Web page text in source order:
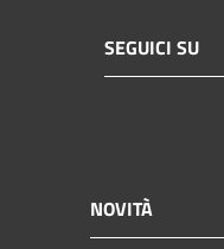
SEGUICI SU
NOVITÀ